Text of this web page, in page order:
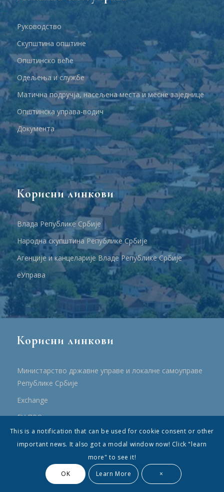
Руководство
Скупштина општине
Општинско веће
Одељења и службе
Матична подручја, насељена места и месне заједнице
Општинска управа-водич
Документа
Корисни линкови
Влада Републике Србије
Народна скупштина Републике Србије
Агенције и канцеларије Владе Републике Србије
еУправа
Корисни линкови
Министарство државне управе и локалне самоуправе
Републике Србије
Еxchange
ЕУ ПРО
ПРРР
© Општина Топола - Сва права су садржана
This is a notification that can be used for cookie consent or other
important news. It also got a modal window now! Click "learn
more" to see it!
OK
Learn More ×